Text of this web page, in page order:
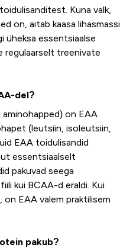
Kuna valk,
on, aitab kaasa lihasmassi
üheksa essentsiaalse
regulaarselt treenivate
del?
on EAA
(leutsiin, isoleutsiin,
EAA toidulisandid
essentsiaalselt
pakuvad seega
kui BCAA-d eraldi. Kui
EAA valem praktilisem
pakub?